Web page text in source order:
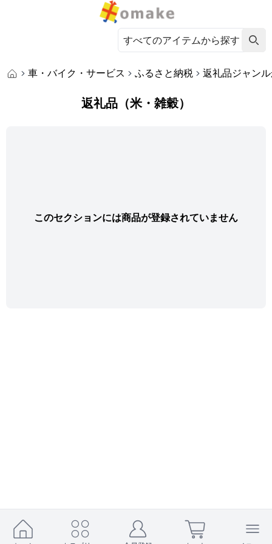
車・バイク・サービス ふるさと納税 返礼品ジャン
返礼品（米・雑穀）
このセクションには商品が登録されていません